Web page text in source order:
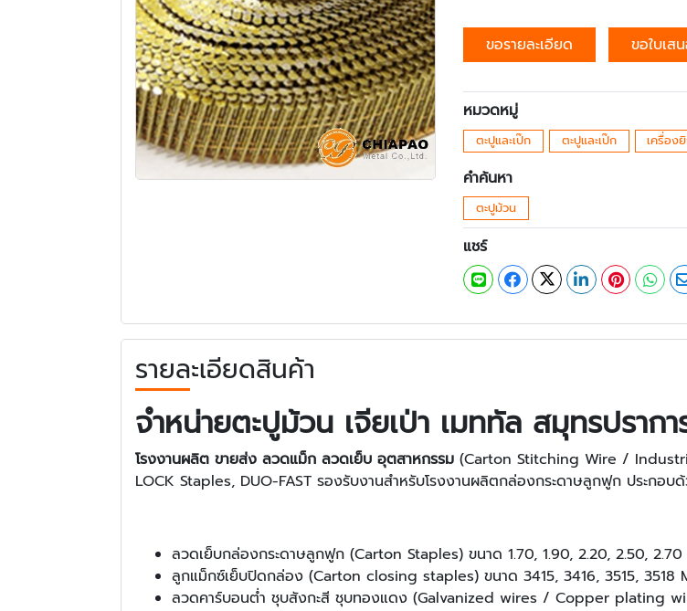
ขอรายละเอียด ขอใบเส
หมวดหมู่
ตะปูและเป๊ก ตะปูและเป๊ก เครื่อง
คำค้นหา
ตะปูม้วน
แชร์
รายละเอียดสินค้า
จำหน่ายตะปูม้วน เจียเป่า เมททัล สมุทรปรากา
โรงงานผลิต ขายส่ง ลวดแม็ก ลวดเย็บ อุตสาหกรรม (Carton Stitching Wire /
LOCK Staples, DUO-FAST รองรับงานสำหรับโรงงานผลิตกล่องกระดาษลูกฟูก ประกอบ
ลวดเย็บกล่องกระดาษลูกฟูก (Carton Staples) ขนาด 1.70, 1.90, 2.20, 2.50, 2.70
ลูกแม็กซ์เย็บปิดกล่อง (Carton closing staples) ขนาด 3415, 3416, 3515, 3518
ลวดคาร์บอนต่ำ ชุบสังกะสี ชุบทองแดง (Galvanized wires / Copper plating